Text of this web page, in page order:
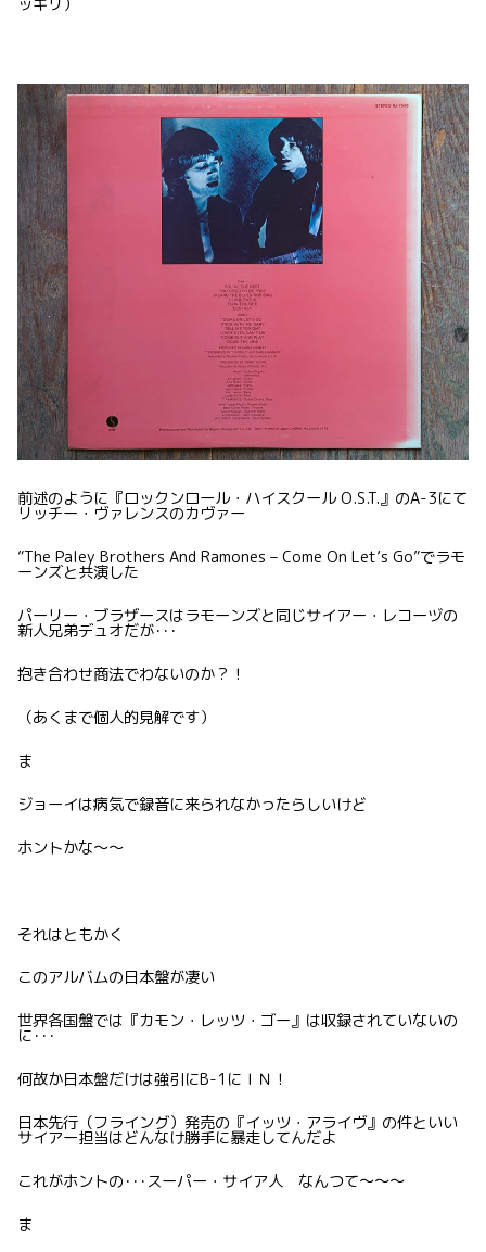
ッキリ）
前述のように『ロックンロール・ハイスクール O.S.T.』のA-3にて
リッチー・ヴァレンスのカヴァー
”The Paley Brothers And Ramones – Come On Let’s Go”でラモ
ーンズと共演した
パーリー・ブラザースはラモーンズと同じサイアー・レコーヅの
新人兄弟デュオだが･･･
抱き合わせ商法でわないのか？！
（あくまで個人的見解です）
ま
ジョーイは病気で録音に来られなかったらしいけど
ホントかな〜〜
それはともかく
このアルバムの日本盤が凄い
世界各国盤では『カモン・レッツ・ゴー』は収録されていないの
に･･･
何故か日本盤だけは強引にB-1にＩＮ！
日本先行（フライング）発売の『イッツ・アライヴ』の件といい
サイアー担当はどんなけ勝手に暴走してんだよ
これがホントの･･･スーパー・サイア人 なんつて〜〜〜
ま